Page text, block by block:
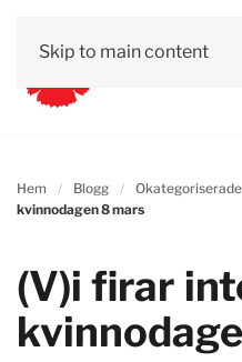
Skip to main content
Hem Blogg Okategoriserade
kvinnodagen 8 mars
(V)i firar